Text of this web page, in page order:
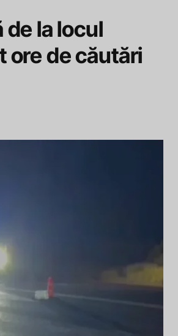
la locul
ore de căutări